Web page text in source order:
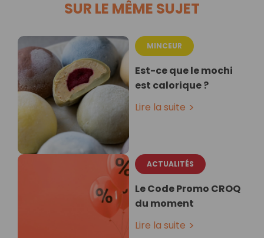
SUR LE MÊME SUJET
MINCEUR
Est-ce que le mochi
est calorique ?
Lire la suite
ACTUALITÉS
Le Code Promo CROQ
du moment
Lire la suite